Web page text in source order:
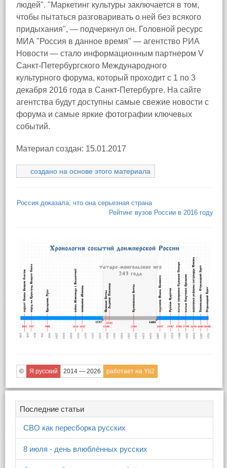
людей". "Маркетинг культуры заключается в том,
чтобы пытаться разговаривать о ней без всякого
придыхания", — подчеркнул он. Головной ресурс
МИА "Россия в данное время" — агентство РИА
Новости — стало информационным партнером V
Санкт-Петербургского Международного
культурного форума, который проходит с 1 по 3
декабря 2016 года в Санкт-Петербурге. На сайте
агентства будут доступны самые свежие новости с
форума и самые яркие фотографии ключевых
событий.
Материал создан: 15.01.2017
создано на основе этого материала
Россия доказала, что она серьезная страна
Рейтинг вузов России в 2016 году
© Я русский 2014 — 2026 работает на Yii2
Последние статьи
СВО как пересборка русских
8 июля - день влюблённых русских